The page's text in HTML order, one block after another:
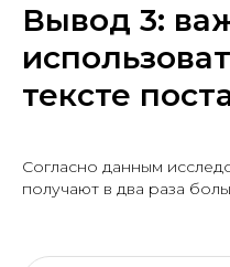
Вывод 3:
тексте
Согласно данным
получают в два раза